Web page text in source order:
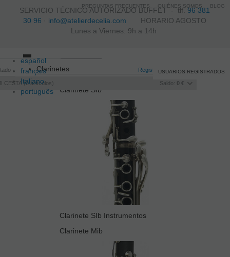
SERVICIO TÉCNICO AUTORIZADO BUFFET -tlf.96 381
30 96 · info@atelierdecelia.com HORARIO AGOSTO
Lunes a Viernes: 9h a 14h
español
français
Italiano
português
Registro /Iniciar sesión
CESTA 0artículos Saldo: 0 €
USUARIOS REGISTRADOS
Toggle
navigation
Clarinetes
Clarinete SIb
Clarinete SIb Instrumentos
Clarinete Mib
PREGUNTAS FRECUENTES QUIÉNES SOMOS BLOG